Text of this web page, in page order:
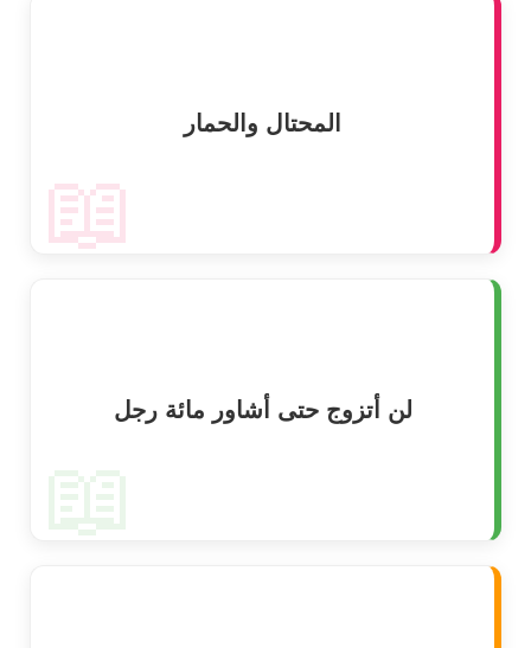
المحتال والحمار
📖
لن أتزوج حتى أشاور مائة رجل